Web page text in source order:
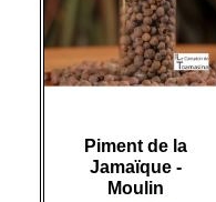
Piment de la
Jamaïque -
Moulin